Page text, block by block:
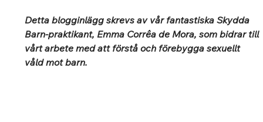
Detta blogginlägg skrevs av vår fantastiska Skydda
Barn-praktikant, Emma Corrêa de Mora, som bidrar till
vårt arbete med att förstå och förebygga sexuellt
våld mot barn.